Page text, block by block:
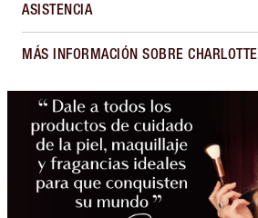
ASISTENCIA
MÁS INFORMACIÓN SOBRE CHARLOTTE